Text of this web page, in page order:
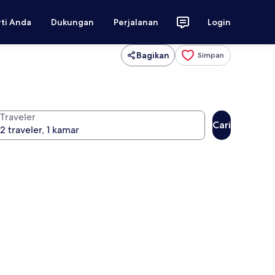
Anda Dukungan Perjalanan Login
Bagikan Simpan
Traveler
Cari